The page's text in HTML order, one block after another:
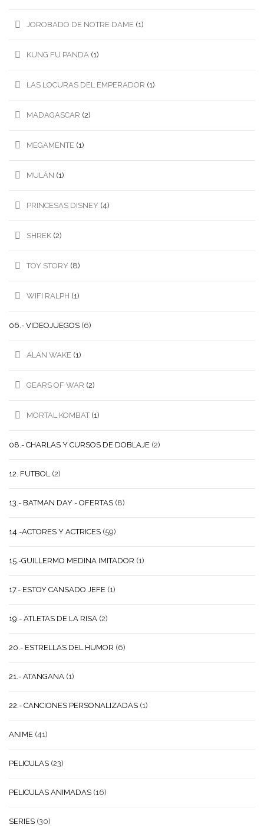
JOROBADO DE NOTRE DAME (1)
KUNG FU PANDA (1)
LAS LOCURAS DEL EMPERADOR (1)
MADAGASCAR (2)
MEGAMENTE (1)
MULÁN (1)
PRINCESAS DISNEY (4)
SHREK (2)
TOY STORY (8)
WIFI RALPH (1)
06.- VIDEOJUEGOS (6)
ALAN WAKE (1)
GEARS OF WAR (2)
MORTAL KOMBAT (1)
08.- CHARLAS Y CURSOS DE DOBLAJE (2)
12. FUTBOL (2)
13.- BATMAN DAY - OFERTAS (8)
14.-ACTORES Y ACTRICES (59)
15.-GUILLERMO MEDINA IMITADOR (1)
17.- ESTOY CANSADO JEFE (1)
19.- ATLETAS DE LA RISA (2)
20.- ESTRELLAS DEL HUMOR (6)
21.- ATANGANA (1)
22.- CANCIONES PERSONALIZADAS (1)
ANIME (41)
PELICULAS (23)
PELICULAS ANIMADAS (16)
SERIES (30)